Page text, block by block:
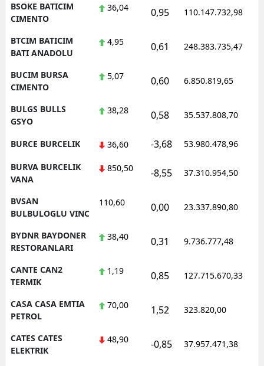
BSOKE BATICIM
CIMENTO
36,04 0,95 110.147.732,98
BTCIM BATICIM
BATI ANADOLU
4,95 0,61 248.383.735,47
BUCIM BURSA
CIMENTO
5,07 0,60 6.850.819,65
BULGS BULLS
GSYO
38,28 0,58 35.537.808,70
BURCE BURCELIK 36,60 -3,68 53.980.478,96
BURVA BURCELIK
VANA
850,50 -8,55 37.310.954,50
BVSAN
BULBULOGLU VINC
110,60 0,00 23.337.890,80
BYDNR BAYDONER
RESTORANLARI
38,40 0,31 9.736.777,48
CANTE CAN2
TERMIK
1,19 0,85 127.715.670,33
CASA CASA EMTIA
PETROL
70,00 1,52 323.820,00
CATES CATES
ELEKTRIK
48,90 -0,85 37.957.471,38